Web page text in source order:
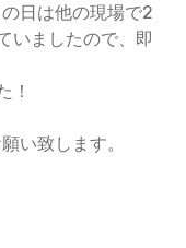
日は他の現場で2
いましたので、即
！
い致します。